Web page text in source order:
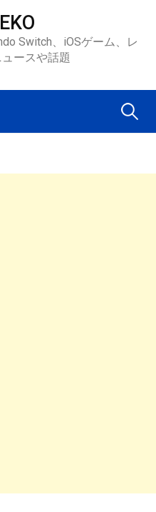
Switch、iOSゲーム、レ
ースや話題
検